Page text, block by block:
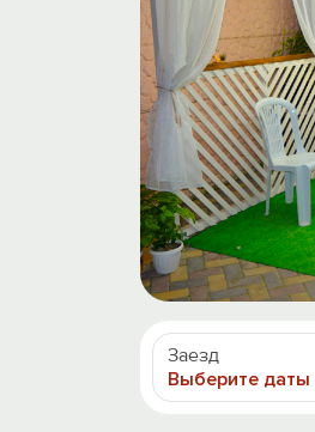
Заезд
Выберите даты